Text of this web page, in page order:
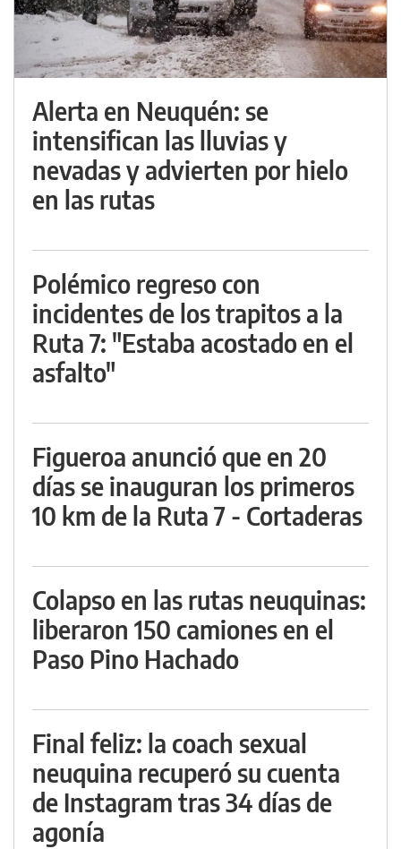
Alerta en Neuquén: se
intensifican las lluvias y
nevadas y advierten por hielo
en las rutas
Polémico regreso con
incidentes de los trapitos a la
Ruta 7: "Estaba acostado en el
asfalto"
Figueroa anunció que en 20
días se inauguran los primeros
10 km de la Ruta 7 - Cortaderas
Colapso en las rutas neuquinas:
liberaron 150 camiones en el
Paso Pino Hachado
Final feliz: la coach sexual
neuquina recuperó su cuenta
de Instagram tras 34 días de
agonía